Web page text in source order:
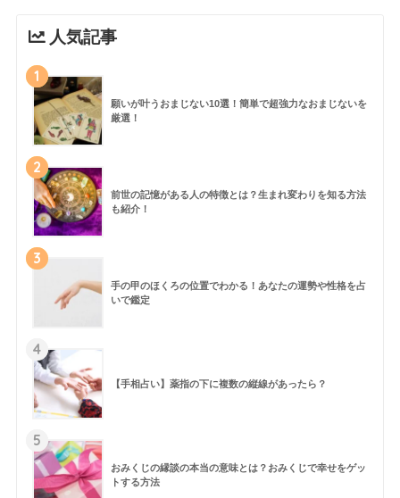
人気記事
1
願いが叶うおまじない10選！簡単で超強力なおまじないを
厳選！
2
前世の記憶がある人の特徴とは？生まれ変わりを知る方法
も紹介！
3
手の甲のほくろの位置でわかる！あなたの運勢や性格を占
いで鑑定
4
【手相占い】薬指の下に複数の縦線があったら？
5
おみくじの縁談の本当の意味とは？おみくじで幸せをゲッ
トする方法